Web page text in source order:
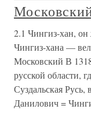
2.1 Чингиз-хан,
Чингиз-хана —
Московский В
русской области,
Суздальская Русь,
Данилович =